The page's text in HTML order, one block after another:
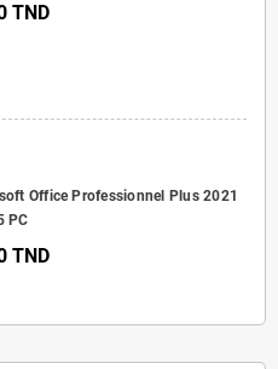
TND
Office Professionnel Plus 2021
PC
TND